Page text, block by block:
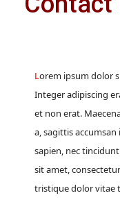
Lorem ipsum dolor sit amet, consectetur adipiscing elit.
Integer adipiscing
et non erat.
a, sagittis
sapien, nec
sit amet,
tristique dolor vitae